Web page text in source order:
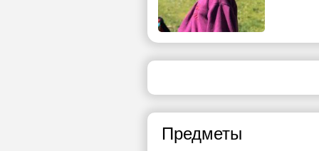
Предметы
чт
6
свободных